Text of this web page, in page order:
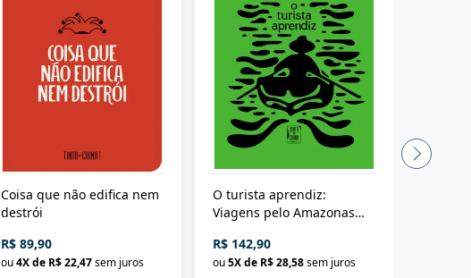
Coisa que não edifica nem
destrói
R$ 89,90
ou4X de R$ 22,47sem juros
O turista aprendiz:
Viagens pelo Amazonas
até a Bolívia e por Marajó
até dizer chega
R$ 142,90
ou5X de R$ 28,58sem juros